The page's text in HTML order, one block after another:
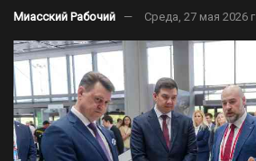
Миасский Рабочий Среда, 27 мая 2026 г.